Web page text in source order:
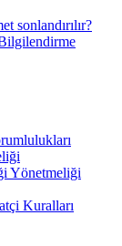
sonlandırılır?
Yönetmeliği
Kuralları